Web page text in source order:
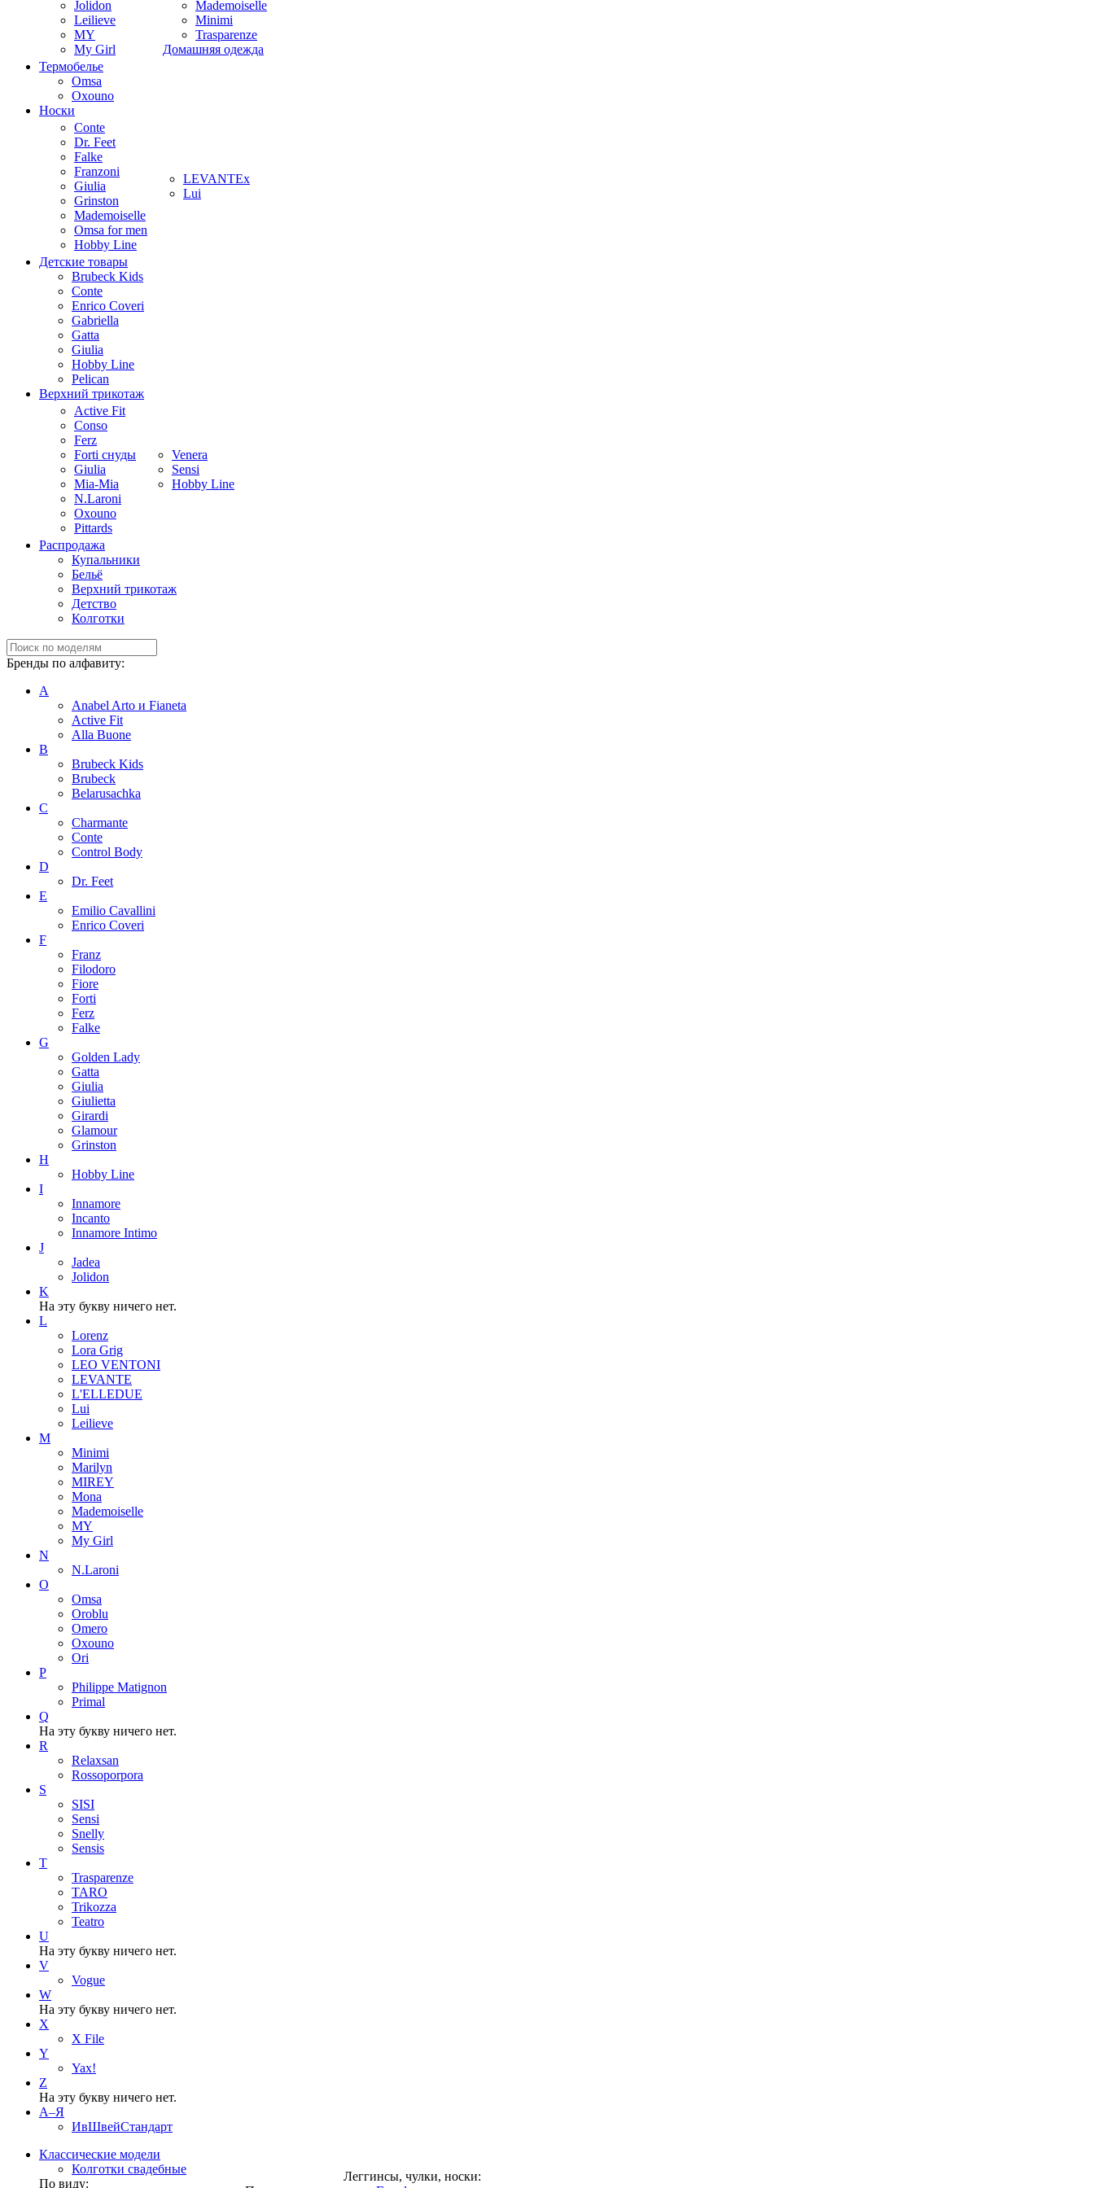
Jolidon
Leilieve
MY
My Girl
Mademoiselle
Minimi
Trasparenze
Домашняя одежда
Термобелье
Omsa
Oxouno
Носки
Conte
Dr. Feet
Falke
Franzoni
Giulia
Grinston
Mademoiselle
Omsa for men
Hobby Line
LEVANTEx
Lui
Детские товары
Brubeck Kids
Conte
Enrico Coveri
Gabriella
Gatta
Giulia
Hobby Line
Pelican
Верхний трикотаж
Active Fit
Conso
Ferz
Forti снуды
Giulia
Mia-Mia
N.Laroni
Oxouno
Pittards
Venera
Sensi
Hobby Line
Распродажа
Купальники
Бельё
Верхний трикотаж
Детство
Колготки
Бренды по алфавиту:
A
Anabel Arto и Fianeta
Active Fit
Alla Buone
B
Brubeck Kids
Brubeck
Belarusachka
C
Charmante
Conte
Control Body
D
Dr. Feet
E
Emilio Cavallini
Enrico Coveri
F
Franz
Filodoro
Fiore
Forti
Ferz
Falke
G
Golden Lady
Gatta
Giulia
Giulietta
Girardi
Glamour
Grinston
H
Hobby Line
I
Innamore
Incanto
Innamore Intimo
J
Jadea
Jolidon
K
На эту букву ничего нет.
L
Lorenz
Lora Grig
LEO VENTONI
LEVANTE
L'ELLEDUE
Lui
Leilieve
M
Minimi
Marilyn
MIREY
Mona
Mademoiselle
MY
My Girl
N
N.Laroni
O
Omsa
Oroblu
Omero
Oxouno
Ori
P
Philippe Matignon
Primal
Q
На эту букву ничего нет.
R
Relaxsan
Rossoporpora
S
SISI
Sensi
Snelly
Sensis
T
Trasparenze
TARO
Trikozza
Teatro
U
На эту букву ничего нет.
V
Vogue
W
На эту букву ничего нет.
X
X File
Y
Yax!
Z
На эту букву ничего нет.
А–Я
ИвШвейСтандарт
Классические модели
Колготки свадебные
По виду:
Леггинсы, чулки, носки: